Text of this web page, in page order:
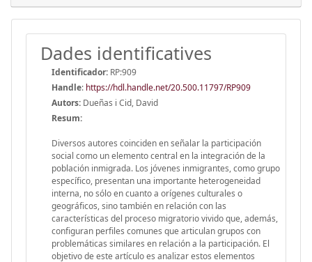
Dades identificatives
Identificador: RP:909
Handle: https://hdl.handle.net/20.500.11797/RP909
Autors: Dueñas i Cid, David
Resum:
Diversos autores coinciden en señalar la participación
social como un elemento central en la integración de la
población inmigrada. Los jóvenes inmigrantes, como grupo
específico, presentan una importante heterogeneidad
interna, no sólo en cuanto a orígenes culturales o
geográficos, sino también en relación con las
características del proceso migratorio vivido que, además,
configuran perfiles comunes que articulan grupos con
problemáticas similares en relación a la participación. El
objetivo de este artículo es analizar estos elementos